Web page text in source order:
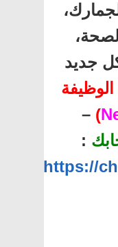
جديد
)
–
:
https://